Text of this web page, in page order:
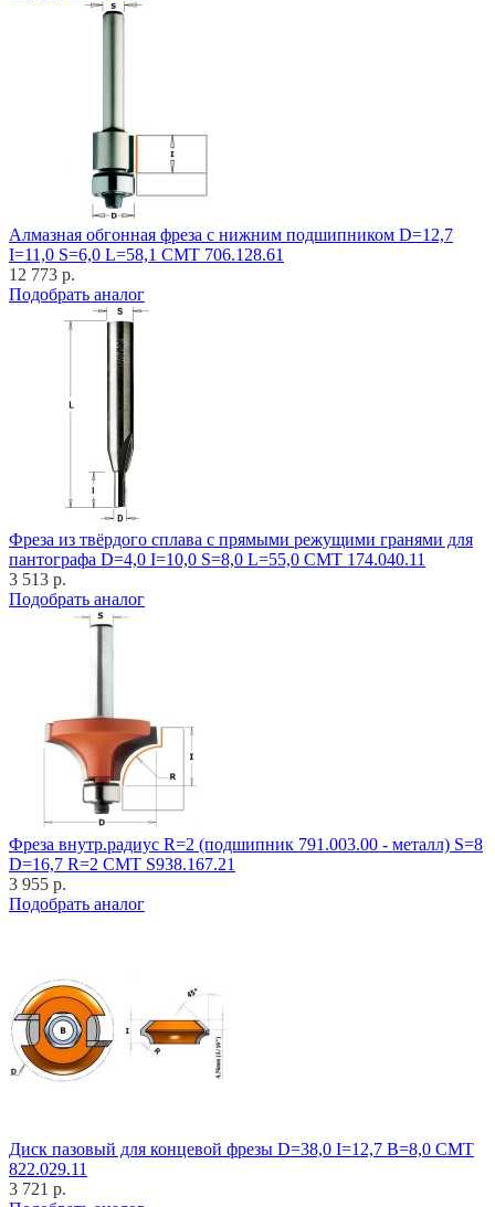
Алмазная обгонная фреза с нижним подшипником D=12,7
I=11,0 S=6,0 L=58,1 CMT 706.128.61
12 773 р.
Подобрать аналог
Фреза из твёрдого сплава с прямыми режущими гранями для
пантографа D=4,0 I=10,0 S=8,0 L=55,0 CMT 174.040.11
3 513 р.
Подобрать аналог
Фреза внутр.радиус R=2 (подшипник 791.003.00 - металл) S=8
D=16,7 R=2 CMT S938.167.21
3 955 р.
Подобрать аналог
Диск пазовый для концевой фрезы D=38,0 I=12,7 B=8,0 CMT
822.029.11
3 721 р.